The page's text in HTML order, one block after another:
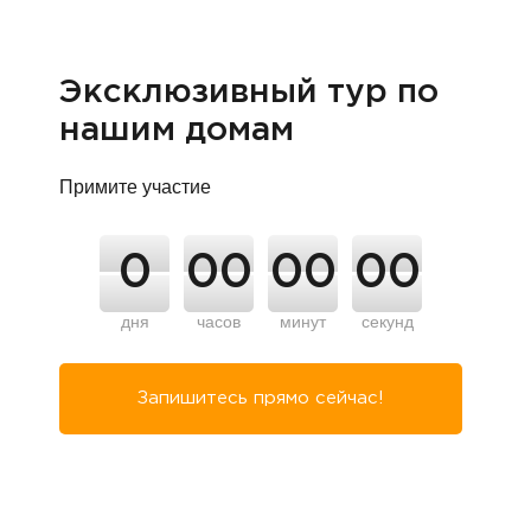
Эксклюзивный тур по
нашим домам
Примите участие
0
дня
00
часов
00
минут
00
секунд
Запишитесь прямо сейчас!